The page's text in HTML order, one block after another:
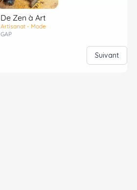
De Zen à Art
Artisanat - Mode
GAP
Suivant